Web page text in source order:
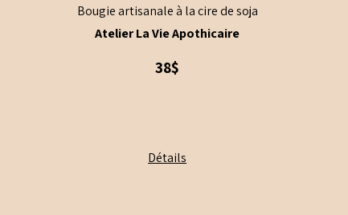
Bougie artisanale à la cire de soja
Atelier La Vie Apothicaire
38$
produit
Détails